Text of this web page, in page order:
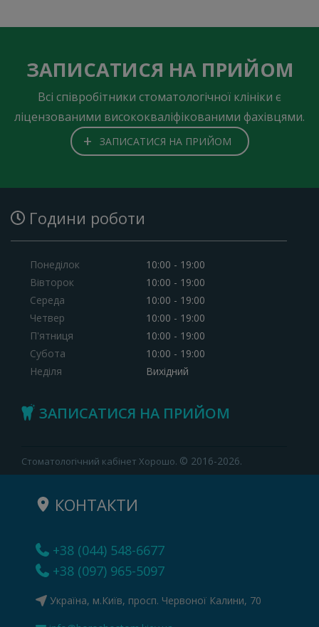
ЗАПИСАТИСЯ НА ПРИЙОМ
Всі співробітники стоматологічної клініки є
ліцензованими висококваліфікованими фахівцями.
+ ЗАПИСАТИСЯ НА ПРИЙОМ
Години роботи
Понеділок
Вівторок
Середа
Четвер
П'ятниця
Субота
Неділя
10:00 - 19:00
10:00 - 19:00
10:00 - 19:00
10:00 - 19:00
10:00 - 19:00
10:00 - 19:00
Вихідний
ЗАПИСАТИСЯ НА ПРИЙОМ
Стоматологічний кабінет Хорошо. © 2016-2026.
КОНТАКТИ
+38 (044) 548-6677
+38 (097) 965-5097
Україна, м.Київ, просп. Червоної Калини, 70